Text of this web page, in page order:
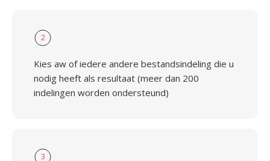
2
Kies aw of iedere andere bestandsindeling die u
nodig heeft als resultaat (meer dan 200
indelingen worden ondersteund)
3